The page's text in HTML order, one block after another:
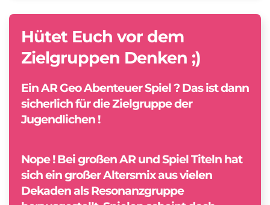
Hütet Euch vor dem
Zielgruppen Denken ;)
Ein AR Geo Abenteuer Spiel ? Das ist dann
sicherlich für die Zielgruppe der
Jugendlichen !
Nope ! Bei großen AR und Spiel Titeln hat
sich ein großer Altersmix aus vielen
Dekaden als Resonanzgruppe